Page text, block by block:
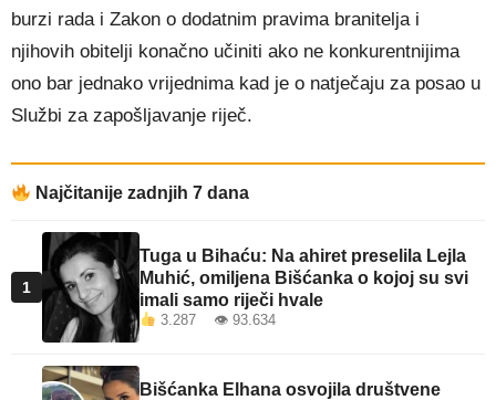
burzi rada i Zakon o dodatnim pravima branitelja i
njihovih obitelji konačno učiniti ako ne konkurentnijima
ono bar jednako vrijednima kad je o natječaju za posao u
Službi za zapošljavanje riječ.
Najčitanije zadnjih 7 dana
1
Tuga u Bihaću: Na ahiret preselila Lejla
Muhić, omiljena Bišćanka o kojoj su svi
imali samo riječi hvale
3.287 👁 93.634
Bišćanka Elhana osvojila društvene